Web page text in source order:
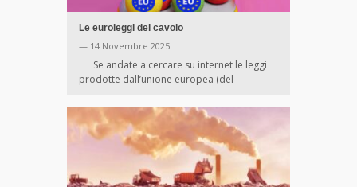
Le euroleggi del cavolo
— 14 Novembre 2025
Se andate a cercare su internet le leggi
prodotte dall’unione europea (del